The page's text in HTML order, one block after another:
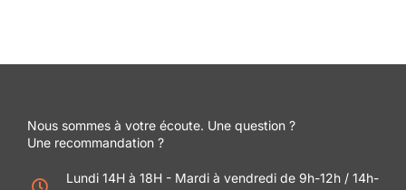
Nous sommes à votre écoute. Une question ?
Une recommandation ?
Lundi 14H à 18H - Mardi à vendredi de 9h-12h / 14h-